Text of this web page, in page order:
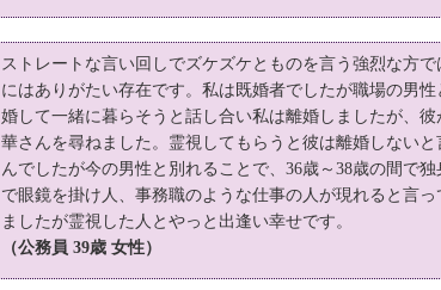
ストレートな言い回しでズケズケとものを言う強烈な方
にはありがたい存在です。私は既婚者でしたが職場の男
婚して一緒に暮らそうと話し合い私は離婚しましたが、
華さんを尋ねました。霊視してもらうと彼は離婚しない
んでしたが今の男性と別れることで、36歳～38歳の間で
で眼鏡を掛け人、事務職のような仕事の人が現れると言
ましたが霊視した人とやっと出逢い幸せです。
（公務員 39歳 女性）